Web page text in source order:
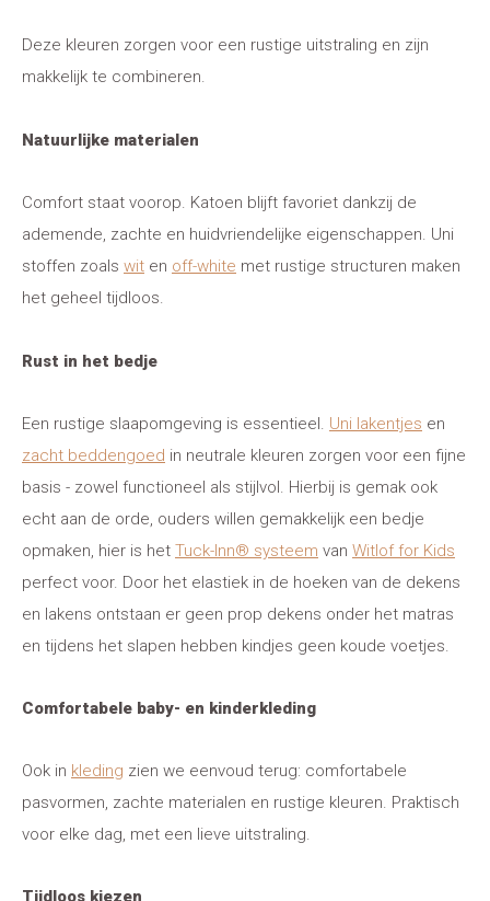
Deze kleuren zorgen voor een rustige uitstraling en zijn
makkelijk te combineren.
Natuurlijke materialen
Comfort staat voorop. Katoen blijft favoriet dankzij de
ademende, zachte en huidvriendelijke eigenschappen. Uni
stoffen zoals wit en off-white met rustige structuren maken
het geheel tijdloos.
Rust in het bedje
Een rustige slaapomgeving is essentieel. Uni lakentjes en
zacht beddengoed in neutrale kleuren zorgen voor een fijne
basis - zowel functioneel als stijlvol. Hierbij is gemak ook
echt aan de orde, ouders willen gemakkelijk een bedje
opmaken, hier is het Tuck-Inn® systeem van Witlof for Kids
perfect voor. Door het elastiek in de hoeken van de dekens
en lakens ontstaan er geen prop dekens onder het matras
en tijdens het slapen hebben kindjes geen koude voetjes.
Comfortabele baby- en kinderkleding
Ook in kleding zien we eenvoud terug: comfortabele
pasvormen, zachte materialen en rustige kleuren. Praktisch
voor elke dag, met een lieve uitstraling.
Tijdloos kiezen